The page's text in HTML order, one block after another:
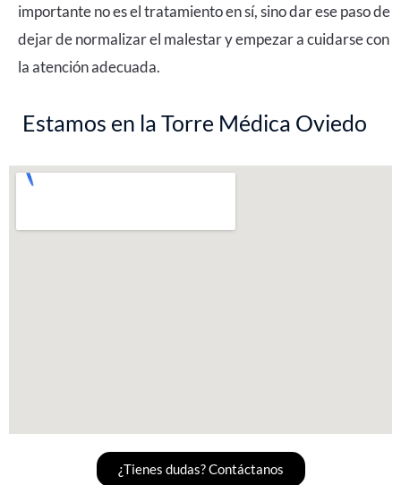
importante no es el tratamiento en sí, sino dar ese paso de
dejar de normalizar el malestar y empezar a cuidarse con
la atención adecuada.
Estamos en la Torre Médica Oviedo
¿Tienes dudas? Contáctanos